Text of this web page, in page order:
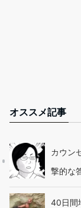
オススメ記事
カウン
撃的な
40日間